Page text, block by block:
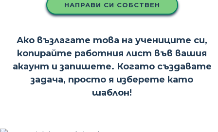
НАПРАВИ СИ СОБСТВЕН
Ако възлагате това на учениците си,
копирайте работния лист във вашия
акаунт и запишете. Когато създавате
задача, просто я изберете като
шаблон!